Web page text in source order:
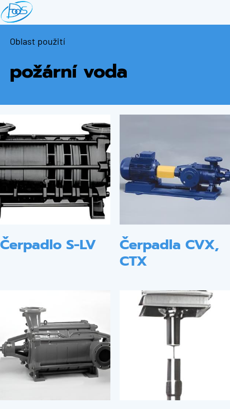
Přejít
k
obsahu
Oblast použití
požární voda
Čerpadlo S-LV
Čerpadla CVX,
CTX